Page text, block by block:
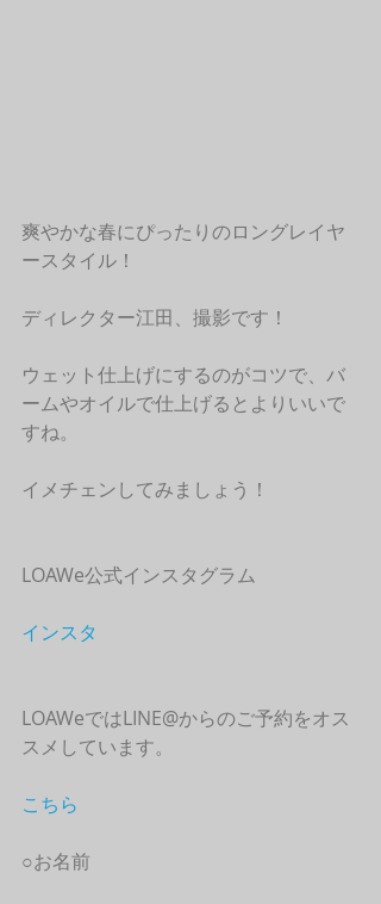
爽やかな春にぴったりのロングレイヤ
ースタイル！
ディレクター江田、撮影です！
ウェット仕上げにするのがコツで、バ
ームやオイルで仕上げるとよりいいで
すね。
イメチェンしてみましょう！
LOAWe公式インスタグラム
インスタ
LOAWeではLINE@からのご予約をオス
スメしています。
こちら
○お名前